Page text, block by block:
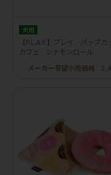
犬用
【P.L.A.Y.】プレイ パップカ
カフェ シナモンロール
メーカー希望小売価格